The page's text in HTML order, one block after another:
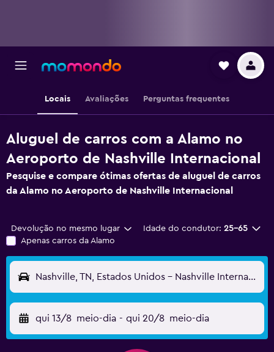
Locais Avaliações Perguntas frequentes
Aluguel de carros com a Alamo no
Aeroporto de Nashville Internacional
Pesquise e compare ótimas ofertas de aluguel de carros
da Alamo no Aeroporto de Nashville Internacional
Devolução no mesmo lugar Idade do condutor: 25-65
Apenas carros da Alamo
Nashville, TN, Estados Unidos - Nashville Internacional (BNA)
qui 13/8 meio-dia - qui 20/8 meio-dia